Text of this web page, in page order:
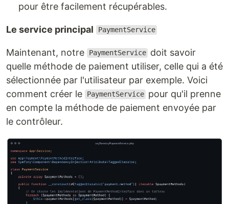
pour être facilement récupérables.
Le service principal PaymentService
Maintenant, notre PaymentService doit savoir
quelle méthode de paiement utiliser, celle qui a été
sélectionnée par l'utilisateur par exemple. Voici
comment créer le
PaymentService pour qu'il prenne
en compte la méthode de paiement envoyée par
le contrôleur.